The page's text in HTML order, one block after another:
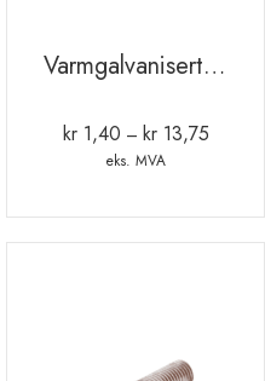
Varmgalvanisert skive
kr1,40 – kr13,75
kr 13,75
eks. MVA